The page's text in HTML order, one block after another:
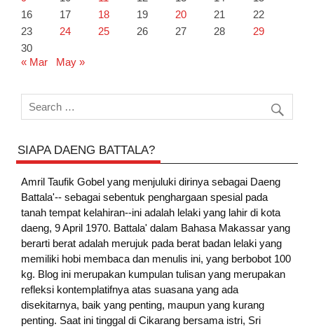
16
17 18 19 20 21
22
23
24 25 26 27 28
29
30
« Mar
May »
SIAPA DAENG BATTALA?
Amril Taufik Gobelyang menjuluki dirinya sebagai Daeng
Battala'-- sebagai sebentuk penghargaan spesial pada
tanah tempat kelahiran--ini adalah lelaki yang lahir di kota
daeng, 9 April 1970. Battala' dalam Bahasa Makassar yang
berarti berat adalah merujuk pada berat badan lelaki yang
memiliki hobi membaca dan menulis ini, yang berbobot 100
kg. Blog ini merupakan kumpulan tulisan yang merupakan
refleksi kontemplatifnya atas suasana yang ada
disekitarnya, baik yang penting, maupun yang kurang
penting. Saat ini tinggal di Cikarang bersama istri, Sri